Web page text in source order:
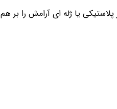
یا ژله ای آرامش را بر